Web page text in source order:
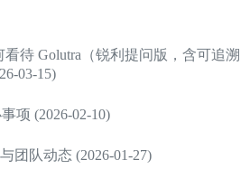
待 Golutra（锐利提问版，含可追溯
03-15)
项 (2026-02-10)
团队动态 (2026-01-27)